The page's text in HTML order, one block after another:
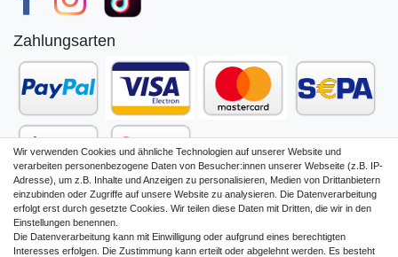
Zahlungsarten
Impressum Daten­schutz­erklärung
Wir verwenden Cookies und ähnliche Technologien auf unserer Website und
verarbeiten personenbezogene Daten von Besucher:innen unserer Webseite (z.B. IP-
Adresse), um z.B. Inhalte und Anzeigen zu personalisieren, Medien von Drittanbietern
einzubinden oder Zugriffe auf unsere Website zu analysieren. Die Datenverarbeitung
erfolgt erst durch gesetzte Cookies. Wir teilen diese Daten mit Dritten, die wir in den
Einstellungen benennen.
Die Datenverarbeitung kann mit Einwilligung oder aufgrund eines berechtigten
Interesses erfolgen. Die Zustimmung kann erteilt oder abgelehnt werden. Es besteht